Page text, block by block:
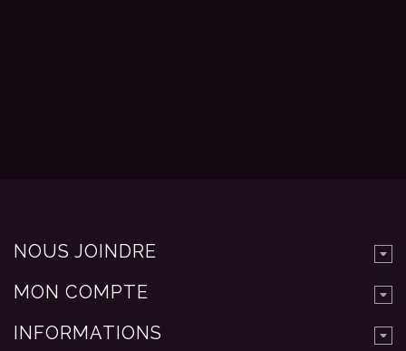
NOUS JOINDRE
MON COMPTE
INFORMATIONS